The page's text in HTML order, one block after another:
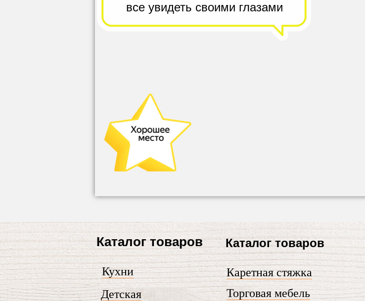
Каталог товаров
Детская
Каретная стяжка
Каталог товаров
Торговая мебель
Кухни
всеувидеть своими глазами